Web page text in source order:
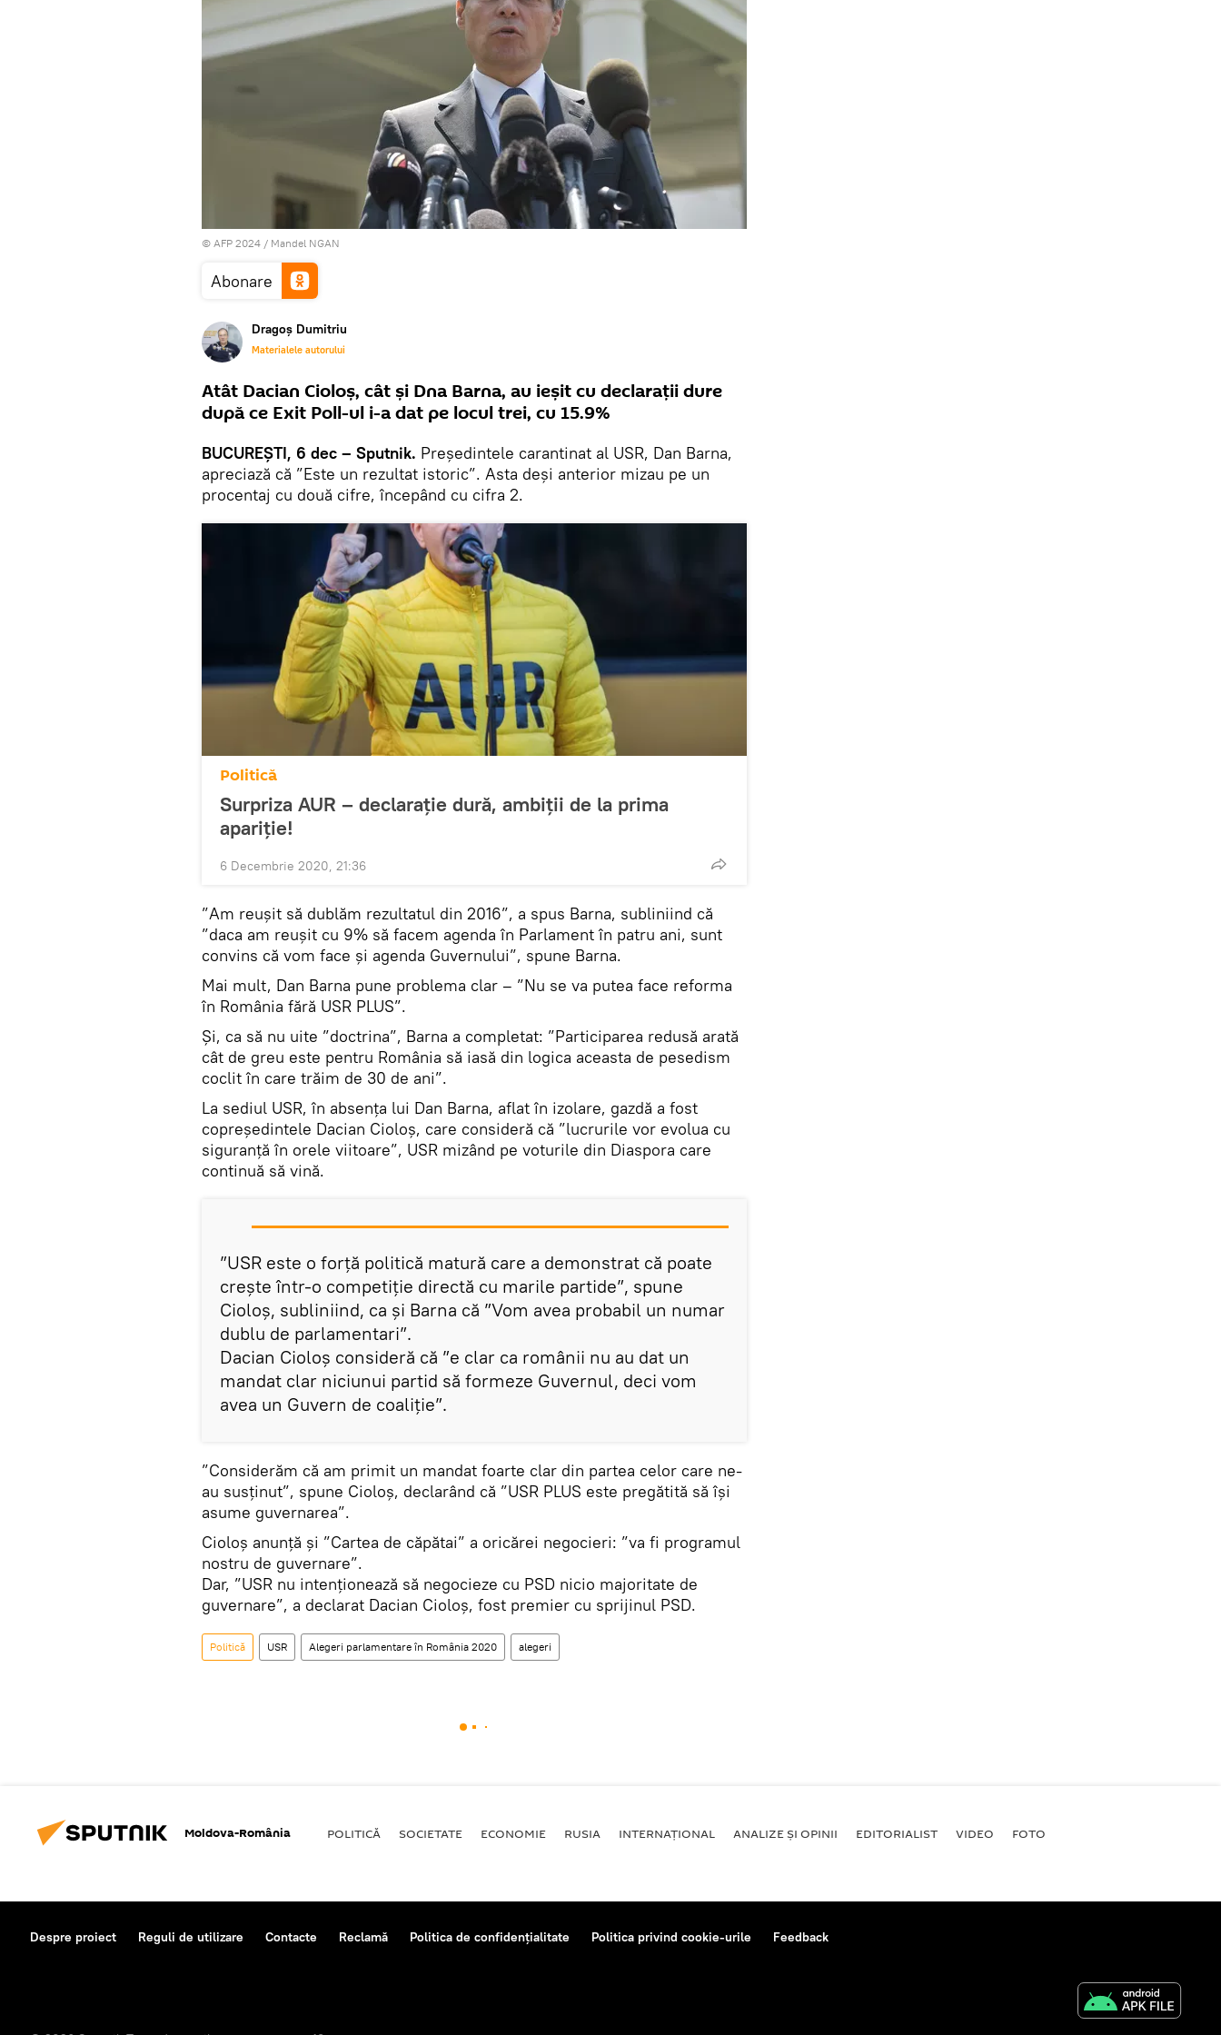
© AFP 2024 / Mandel NGAN
Abonare
Dragoș Dumitriu
Materialele autorului
Atât Dacian Cioloș, cât și Dna Barna, au ieșit cu declarații dure
după ce Exit Poll-ul i-a dat pe locul trei, cu 15.9%
BUCUREȘTI, 6 dec – Sputnik. Președintele carantinat al USR, Dan Barna,
apreciază că ”Este un rezultat istoric”. Asta deși anterior mizau pe un
procentaj cu două cifre, începând cu cifra 2.
Politică
Surpriza AUR – declarație dură, ambiții de la prima
apariție!
6 Decembrie 2020, 21:36
”Am reușit să dublăm rezultatul din 2016”, a spus Barna, subliniind că
”daca am reușit cu 9% să facem agenda în Parlament în patru ani, sunt
convins că vom face și agenda Guvernului”, spune Barna.
Mai mult, Dan Barna pune problema clar – ”Nu se va putea face reforma
în România fără USR PLUS”.
Și, ca să nu uite ”doctrina”, Barna a completat: ”Participarea redusă arată
cât de greu este pentru România să iasă din logica aceasta de pesedism
coclit în care trăim de 30 de ani”.
La sediul USR, în absența lui Dan Barna, aflat în izolare, gazdă a fost
copreședintele Dacian Cioloș, care consideră că ”lucrurile vor evolua cu
siguranță în orele viitoare”, USR mizând pe voturile din Diaspora care
continuă să vină.
”USR este o forță politică matură care a demonstrat că poate
crește într-o competiție directă cu marile partide”, spune
Cioloș, subliniind, ca și Barna că ”Vom avea probabil un numar
dublu de parlamentari”.
Dacian Cioloș consideră că ”e clar ca românii nu au dat un
mandat clar niciunui partid să formeze Guvernul, deci vom
avea un Guvern de coaliție”.
”Considerăm că am primit un mandat foarte clar din partea celor care ne-
au susținut”, spune Cioloș, declarând că ”USR PLUS este pregătită să își
asume guvernarea”.
Cioloș anunță și ”Cartea de căpătai” a oricărei negocieri: ”va fi programul
nostru de guvernare”.
Dar, ”USR nu intenționează să negocieze cu PSD nicio majoritate de
guvernare”, a declarat Dacian Cioloș, fost premier cu sprijinul PSD.
Politică USR Alegeri parlamentare în România 2020 alegeri
Moldova-România POLITICĂ SOCIETATE ECONOMIE RUSIA INTERNAŢIONAL ANALIZE ȘI OPINII EDITORIALIST VIDEO FOTO
Despre proiect Reguli de utilizare Contacte Reclamă Politica de confidențialitate Politica privind cookie-urile Feedback